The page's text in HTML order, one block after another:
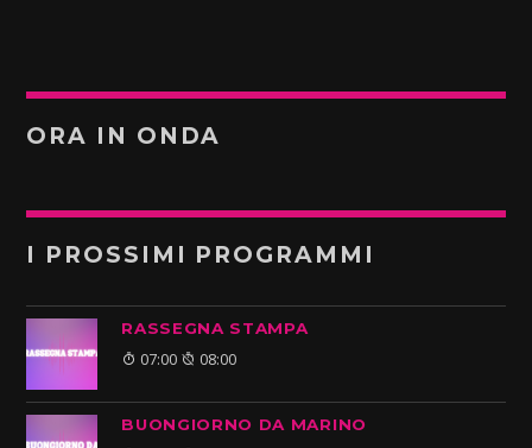
ORA IN ONDA
I PROSSIMI PROGRAMMI
RASSEGNA STAMPA
07:00 08:00
BUONGIORNO DA MARINO